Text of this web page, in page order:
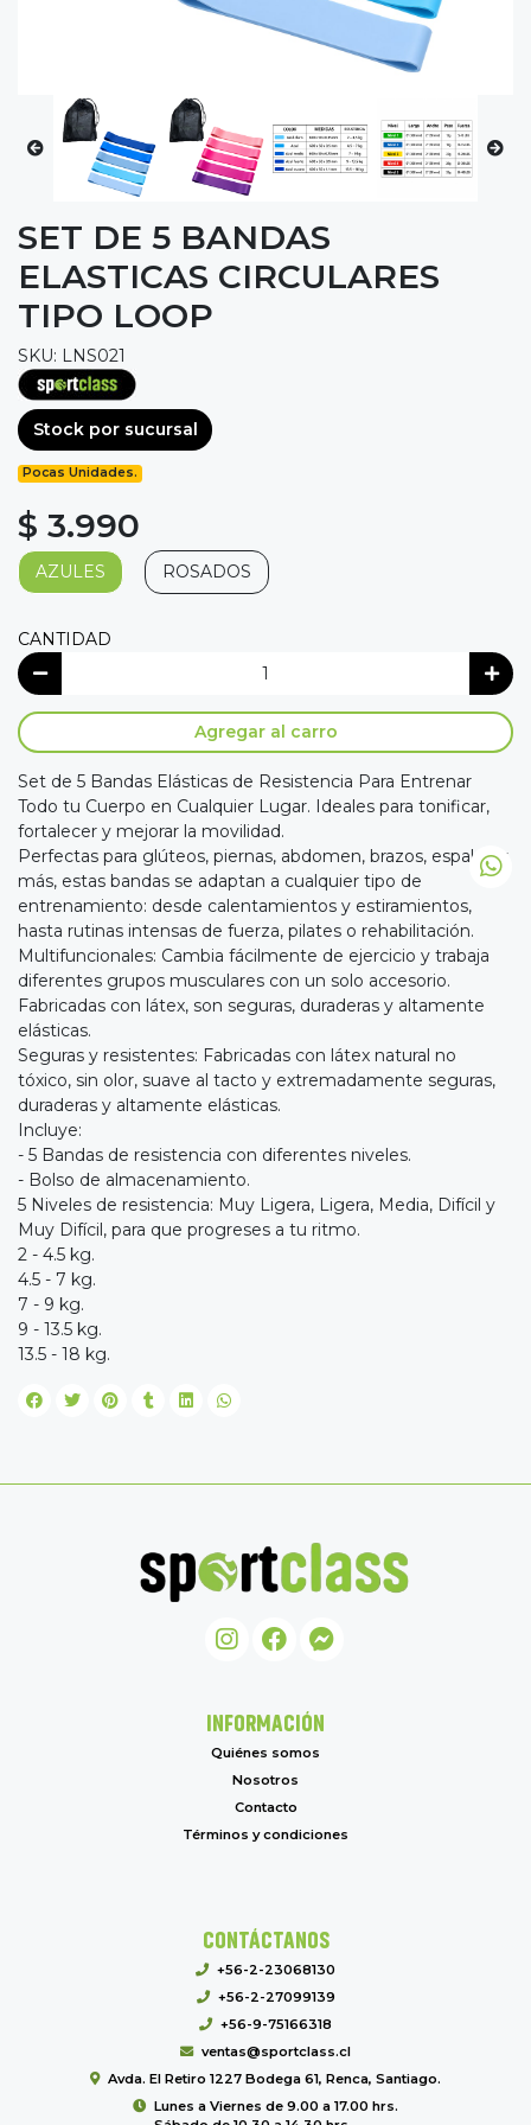
SET DE 5 BANDAS
ELASTICAS CIRCULARES
TIPO LOOP
SKU: LNS021
Stock por sucursal
Pocas Unidades.
$ 3.990
AZULES ROSADOS
CANTIDAD
Agregar al carro
Set de 5 Bandas Elásticas de Resistencia Para Entrenar
Todo tu Cuerpo en Cualquier Lugar. Ideales para tonificar,
fortalecer y mejorar la movilidad.
Perfectas para glúteos, piernas, abdomen, brazos, espalda y
más, estas bandas se adaptan a cualquier tipo de
entrenamiento: desde calentamientos y estiramientos,
hasta rutinas intensas de fuerza, pilates o rehabilitación.
Multifuncionales: Cambia fácilmente de ejercicio y trabaja
diferentes grupos musculares con un solo accesorio.
Fabricadas con látex, son seguras, duraderas y altamente
elásticas.
Seguras y resistentes: Fabricadas con látex natural no
tóxico, sin olor, suave al tacto y extremadamente seguras,
duraderas y altamente elásticas.
Incluye:
- 5 Bandas de resistencia con diferentes niveles.
- Bolso de almacenamiento.
5 Niveles de resistencia: Muy Ligera, Ligera, Media, Difícil y
Muy Difícil, para que progreses a tu ritmo.
2 - 4.5 kg.
4.5 - 7 kg.
7 - 9 kg.
9 - 13.5 kg.
13.5 - 18 kg.
INFORMACIÓN
Quiénes somos
Nosotros
Contacto
Términos y condiciones
CONTÁCTANOS
+56-2-23068130
+56-2-27099139
+56-9-75166318
ventas@sportclass.cl
Avda. El Retiro 1227 Bodega 61, Renca, Santiago.
Lunes a Viernes de 9.00 a 17.00 hrs.